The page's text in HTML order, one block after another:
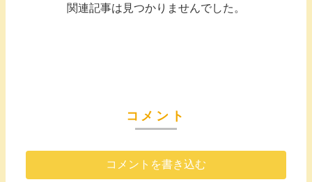
関連記事は見つかりませんでした。
コメント
コメントを書き込む